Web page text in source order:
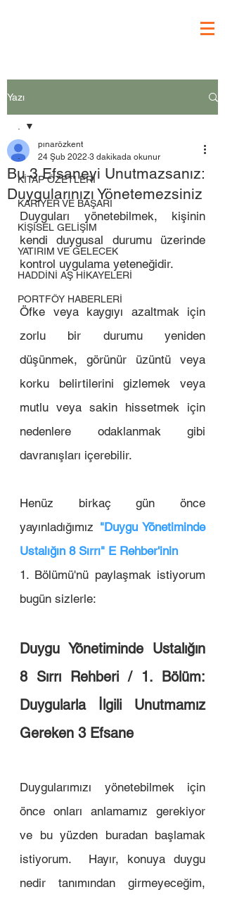
Yazı
.
KİTAP ÖZETLERİ
KARİYER VE BAŞARI
KİŞİSEL GELİŞİM
YATIRIM VE GELECEK
HADDİNİ AŞ HİKAYELERİ
PORTFÖY HABERLERİ
Bu 3 Efsaneyi Unutmazsanız:
Duygularınızı Yönetemezsiniz
pınarözkent
24 Şub 2022 3 dakikada okunur
Duyguları yönetebilmek, kişinin
kendi duygusal durumu üzerinde
kontrol uygulama yeteneğidir.
Öfke veya kaygıyı azaltmak için
zorlu bir durumu yeniden
düşünmek, görünür üzüntü veya
korku belirtilerini gizlemek veya
mutlu veya sakin hissetmek için
nedenlere odaklanmak gibi
davranışları içerebilir.
Henüz birkaç gün önce
yayınladığımız "Duygu Yönetiminde
Ustalığın 8 Sırrı" E Rehber'inin
1. Bölümü'nü paylaşmak istiyorum
bugün sizlerle:
Duygu Yönetiminde Ustalığın
8 Sırrı Rehberi / 1. Bölüm:
Duygularla İlgili Unutmamız
Gereken 3 Efsane
Duygularımızı yönetebilmek için
önce onları anlamamız gerekiyor
ve bu yüzden buradan başlamak
istiyorum.  Hayır, konuya duygu
nedir tanımından girmeyeceğim,